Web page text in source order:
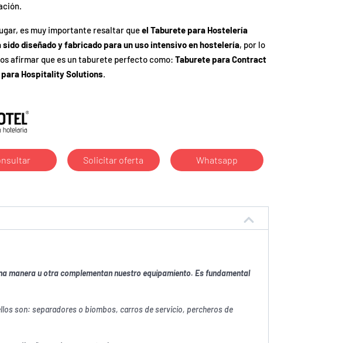
es muy importante resaltar queel Taburete para Hostelería
sido diseñado y fabricado para un uso intensivo en hostelería, por lo
afirmar que es un taburete perfecto como: Taburete para Contract
Hospitality Solutions.
Solicitar oferta Whatsapp
manera u otra complementan nuestro equipamiento. Es fundamental
son: separadores o biombos, carros de servicio, percheros de